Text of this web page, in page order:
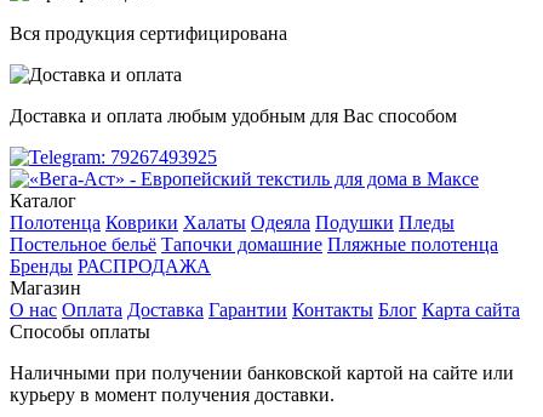
Вся продукция сертифицирована
Доставка и оплата любым удобным для Вас способом
Каталог
Полотенца Коврики Халаты Одеяла Подушки Пледы
Постельное бельё Тапочки домашние Пляжные полотенца
Бренды РАСПРОДАЖА
Магазин
О нас Оплата Доставка Гарантии Контакты Блог Карта сайта
Способы оплаты
Наличными при получении банковской картой на сайте или
курьеру в момент получения доставки.